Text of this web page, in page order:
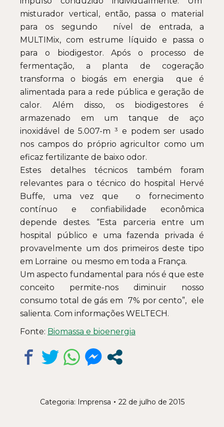
misturador vertical, então, passa o material
para os segundo nível de entrada, a
MULTIMix, com estrume líquido e passa o
para o biodigestor. Após o processo de
fermentação, a planta de cogeração
transforma o biogás em energia que é
alimentada para a rede pública e geração de
calor. Além disso, os biodigestores é
armazenado em um tanque de aço
inoxidável de 5.007-m ³ e podem ser usado
nos campos do próprio agricultor como um
eficaz fertilizante de baixo odor.
Estes detalhes técnicos também foram
relevantes para o técnico do hospital Hervé
Buffe, uma vez que o fornecimento
contínuo e confiabilidade econômica
depende destes. “Esta parceria entre um
hospital público e uma fazenda privada é
provavelmente um dos primeiros deste tipo
em Lorraine ou mesmo em toda a França.
Um aspecto fundamental para nós é que este
conceito permite-nos diminuir nosso
consumo total de gás em 7% por cento”, ele
salienta. Com informações WELTECH.
Fonte: Biomassa e bioenergia
Categoria: Imprensa 22 de julho de 2015